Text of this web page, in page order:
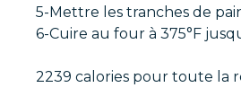
5-Mettre les tranches de
6-Cuire au four à 375°F
2239 calories pour toute la